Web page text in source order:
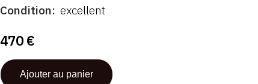
ÉTAT
Condition excellent
470 €